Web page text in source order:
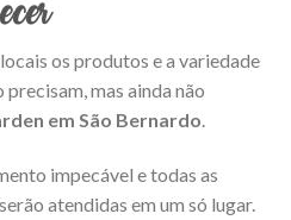
os produtos e a variedade
mas ainda não
em São Bernardo.
impecável e todas as
atendidas em um só lugar.